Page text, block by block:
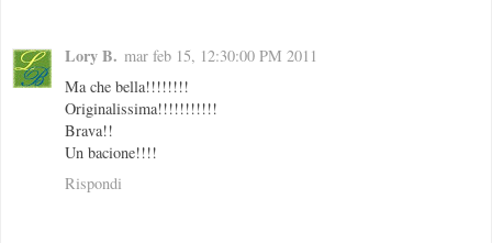
Lory B. mar feb 15, 12:30:00 PM 2011
Ma che bella!!!!!!!!
Originalissima!!!!!!!!!!!
Brava!!
Un bacione!!!!
Rispondi